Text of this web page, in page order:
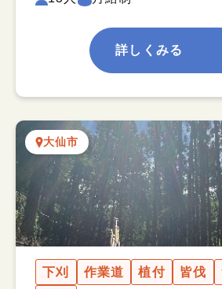
詳しくみる
大仙市
下刈 作業道 植付 皆伐